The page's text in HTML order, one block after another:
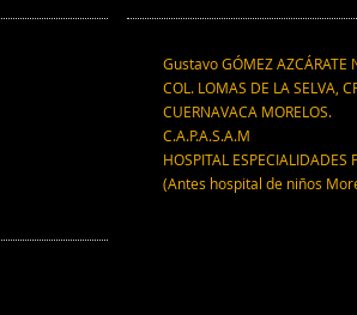
Gustavo GÓMEZ AZCÁRATE
COL. LOMAS DE LA SELVA,
CUERNAVACA MORELOS.
C.A.P.A.S.A.M
HOSPITAL ESPECIALIDADES
(Antes hospital de niños